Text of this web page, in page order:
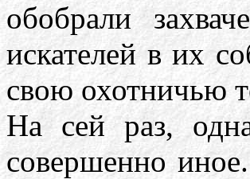
обобрали
искателей в их
свою охотничью
На сей раз,
совершенно